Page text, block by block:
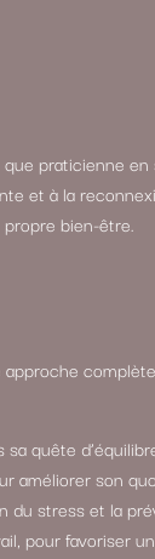
praticienne
et à la
bien-être.
sa quête
améliorer son
du stress et la
pour favoriser